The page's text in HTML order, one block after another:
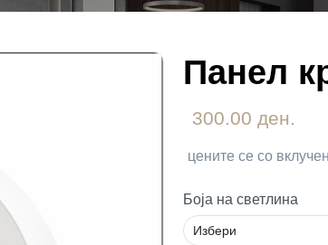
Панел
300.00 ден.
цените се со
Боја на светлина